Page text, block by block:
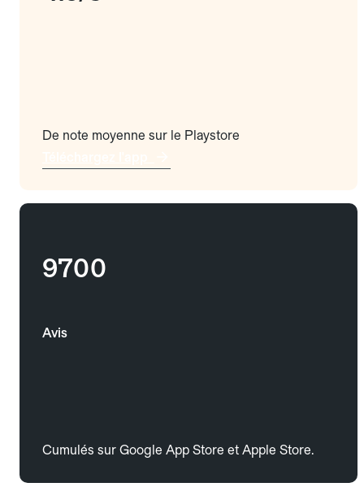
De note moyenne sur le Playstore
9700
Avis
Cumulés sur Google App Store et Apple Store.